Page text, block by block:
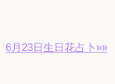
6月23日生日花占卜»»